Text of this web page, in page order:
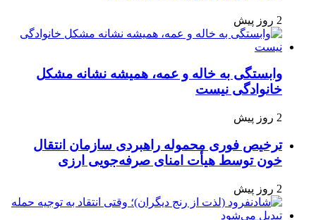
2 روز پیش
وابستگی به خاله و عمه، همیشه نشانه مشکل
خانوادگی نیست
2 روز پیش
ترخیص فوری محموله راهبردی سازمان انتقال
خون توسط هیأت امنای صرفه‌جویی ارزی
2 روز پیش